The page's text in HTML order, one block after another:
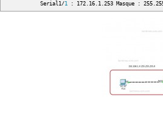
Serial1/1 : 172.16.1.253 Masque :